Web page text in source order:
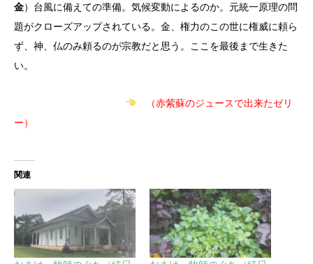
金）台風に備えての準備。気候変動によるのか。元統一原理の問
題がクローズアップされている。金、権力のこの世に権威に頼ら
ず、神、仏のみ頼るのが宗教だと思う。ここを最後まで生きた
い。
（赤紫蘇のジュースで出来たゼリ
ー）
関連